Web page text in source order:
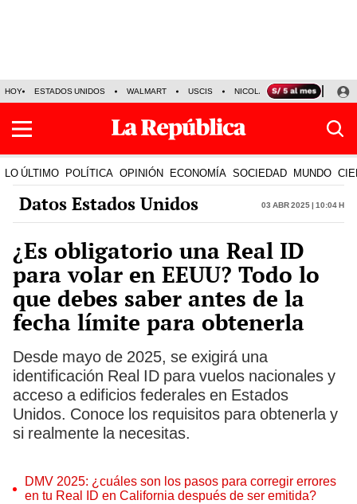
HOY ESTADOS UNIDOS WALMART USCIS NICOLÁS MADURO P-8
LO ÚLTIMO POLÍTICA OPINIÓN ECONOMÍA SOCIEDAD MUNDO
Datos Estados Unidos 03 Abr 2025 | 10:04 h
¿Es obligatorio una Real ID
para volar en EEUU? Todo lo
que debes saber antes de la
fecha límite para obtenerla
Desde mayo de 2025, se exigirá una
identificación Real ID para vuelos nacionales y
acceso a edificios federales en Estados
Unidos. Conoce los requisitos para obtenerla y
si realmente la necesitas.
DMV 2025: ¿cuáles son los pasos para corregir errores
en tu Real ID en California después de ser emitida?